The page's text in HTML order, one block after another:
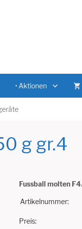
• Aktionen
g gr.4
Fussball molten
Artikelnummer:
Preis: